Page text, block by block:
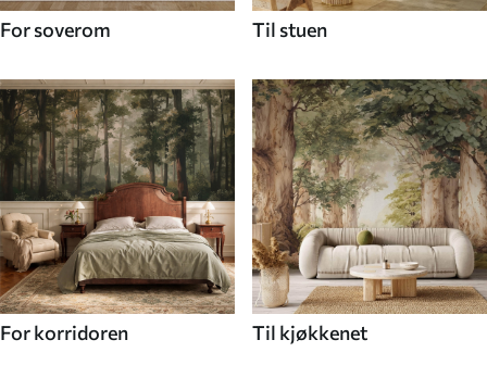
For soverom Til stuen
For korridoren Til kjøkkenet